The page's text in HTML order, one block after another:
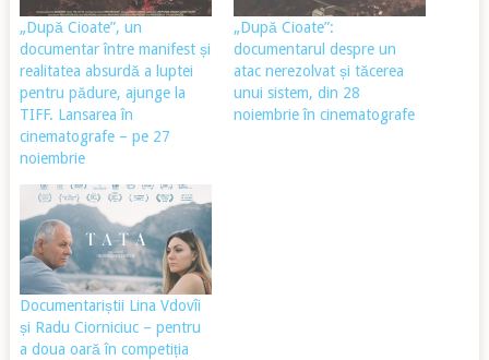
„După Cioate”, un
documentar între manifest și
realitatea absurdă a luptei
pentru pădure, ajunge la
TIFF. Lansarea în
cinematografe – pe 27
noiembrie
„După Cioate”:
documentarul despre un
atac nerezolvat și tăcerea
unui sistem, din 28
noiembrie în cinematografe
Documentariștii Lina Vdovîi
și Radu Ciorniciuc – pentru
a doua oară în competiția